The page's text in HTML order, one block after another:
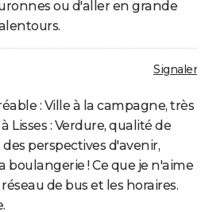
ou d'aller en grande
Signaler
: Ville à la campagne, très
Lisses : Verdure, qualité de
perspectives d'avenir,
boulangerie ! Ce que je n'aime
de bus et les horaires.